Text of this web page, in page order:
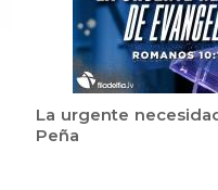
La urgente
Peña